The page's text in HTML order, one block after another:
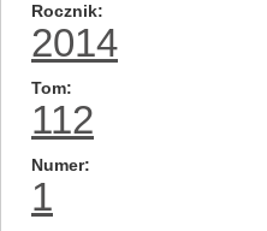
Rocznik
2014
Tom
112
Numer
1